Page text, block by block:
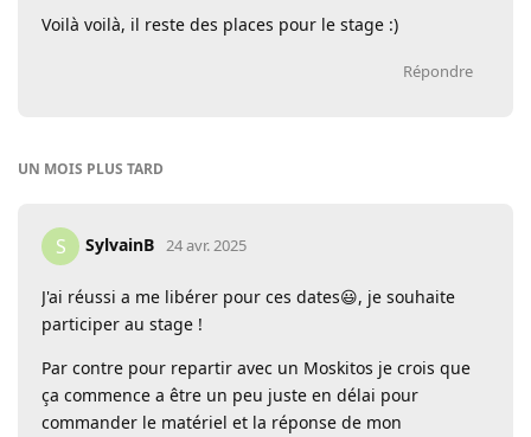
Voilà voilà, il reste des places pour le stage :)
Répondre
UN MOIS PLUS TARD
S SylvainB 24 avr. 2025
J'ai réussi a me libérer pour ces dates😃, je souhaite
participer au stage !
Par contre pour repartir avec un Moskitos je crois que
ça commence a être un peu juste en délai pour
commander le matériel et la réponse de mon